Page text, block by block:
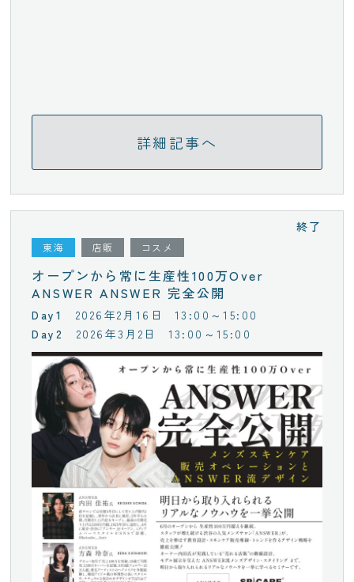
詳細記事へ
東海 店販 コスメ
オープンから常に生産性100万Over
ANSWER ANSWER 完全公開
終了
2026年2月16日
13:00～15:00
2026年3月2日
13:00～15:00